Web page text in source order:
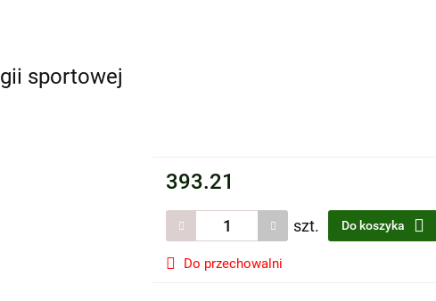
sportowej
393.21
szt. Do koszyka
Do przechowalni